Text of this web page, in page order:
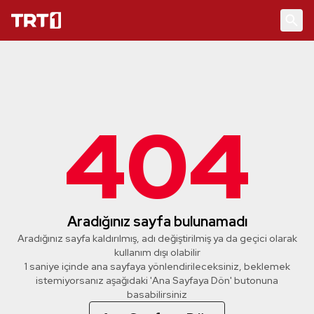
404
Aradığınız sayfa bulunamadı
Aradığınız sayfa kaldırılmış, adı değiştirilmiş ya da geçici olarak
kullanım dışı olabilir
1 saniye içinde ana sayfaya yönlendirileceksiniz, beklemek
istemiyorsanız aşağıdaki 'Ana Sayfaya Dön' butonuna
basabilirsiniz